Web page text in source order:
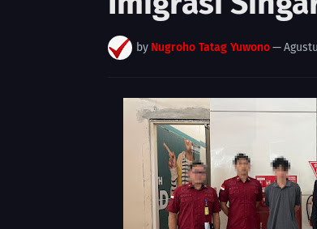
by Nugroho Tatag Yuwono—